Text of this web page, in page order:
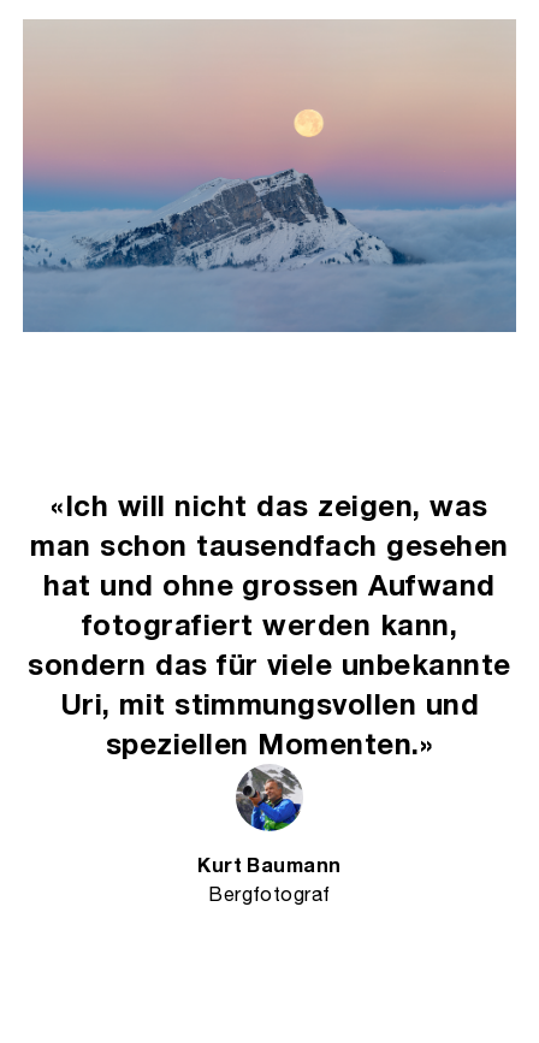
«Ich will nicht das zeigen, was
man schon tausendfach gesehen
hat und ohne grossen Aufwand
fotografiert werden kann,
sondern das für viele unbekannte
Uri, mit stimmungsvollen und
speziellen Momenten.»
Kurt Baumann
Bergfotograf